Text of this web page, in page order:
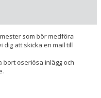
som bör medföra
dig att skicka en mail till
oseriösa inlägg och